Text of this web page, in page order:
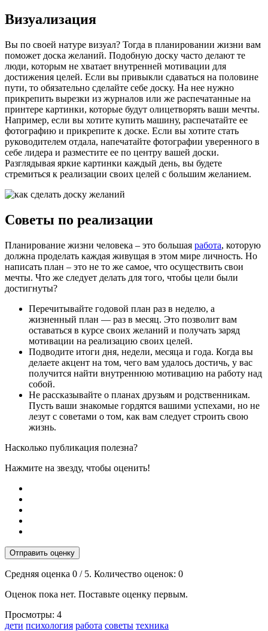
Визуализация
Вы по своей натуре визуал? Тогда в планировании жизни вам
поможет доска желаний. Подобную доску часто делают те
люди, которым не хватает внутренней мотивации для
достижения целей. Если вы привыкли сдаваться на половине
пути, то обязательно сделайте себе доску. На нее нужно
прикрепить вырезки из журналов или же распечатанные на
принтере картинки, которые будут олицетворять ваши мечты.
Например, если вы хотите купить машину, распечатайте ее
фотографию и прикрепите к доске. Если вы хотите стать
руководителем отдала, напечатайте фотографии уверенного в
себе лидера и разместите ее по центру вашей доски.
Разглядывая яркие картинки каждый день, вы будете
стремиться к реализации своих целей с большим желанием.
Советы по реализации
Планирование жизни человека – это большая работа, которую
должна проделать каждая живущая в этом мире личность. Но
написать план – это не то же самое, что осуществить свои
мечты. Что же следует делать для того, чтобы цели были
достигнуты?
Перечитывайте годовой план раз в неделю, а
жизненный план — раз в месяц. Это позволит вам
оставаться в курсе своих желаний и получать заряд
мотивации на реализацию своих целей.
Подводите итоги дня, недели, месяца и года. Когда вы
делаете акцент на том, чего вам удалось достичь, у вас
получится найти внутреннюю мотивацию на работу над
собой.
Не рассказывайте о планах друзьям и родственникам.
Пусть ваши знакомые гордятся вашими успехами, но не
лезут с советами о том, как вам следует строить свою
жизнь.
Насколько публикация полезна?
Нажмите на звезду, чтобы оценить!
Отправить оценку
Средняя оценка 0 / 5. Количество оценок: 0
Оценок пока нет. Поставьте оценку первым.
Просмотры: 4
Тэги:
дети психология работа советы техника